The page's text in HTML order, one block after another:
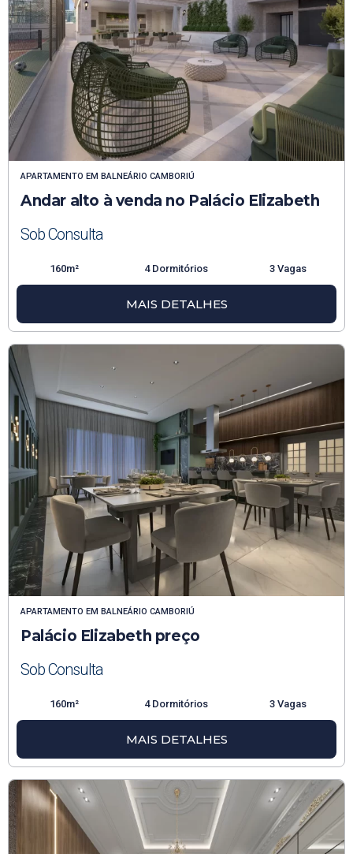
APARTAMENTO EM BALNEÁRIO CAMBORIÚ
Andar alto à venda no Palácio Elizabeth
Sob Consulta
160m² 4 Dormitórios 3 Vagas
MAIS DETALHES
APARTAMENTO EM BALNEÁRIO CAMBORIÚ
Palácio Elizabeth preço
Sob Consulta
160m² 4 Dormitórios 3 Vagas
MAIS DETALHES